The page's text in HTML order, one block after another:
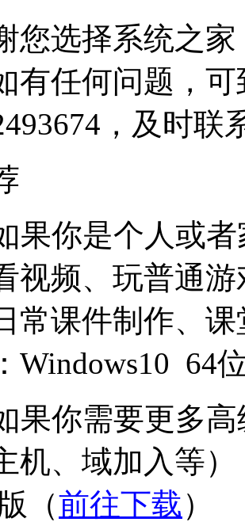
选择系统之家
有任何问题，
，及时
你是个人或者
视频、玩普通
常课件制作、
Windows10 64
你需要更多高
机、域加入等）
（前往下载）